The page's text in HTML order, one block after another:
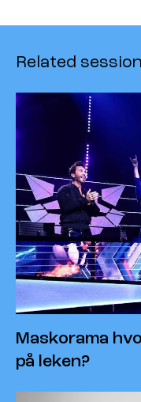
Related
Maskorama
på leken?